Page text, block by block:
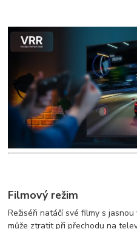
Filmový režim
Režiséři natáčí své filmy s
může ztratit při přechodu na